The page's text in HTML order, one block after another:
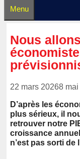
Menu
Nous
22 mars 20268
D’après les
plus sérieux, il
retrouver notre
croissance
n’est pas sorti de